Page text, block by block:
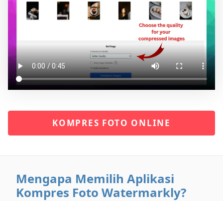
KOMPRES FOTO ONLINE
Mengapa Memilih Aplikasi
Kompres Foto Watermarkly?